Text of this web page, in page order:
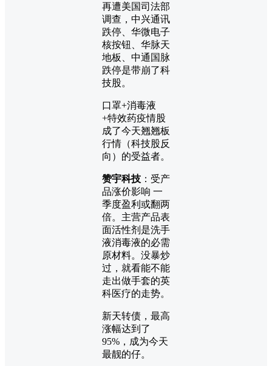
再遭美国司法部
调查，中兴通讯
跌停、华微电子
核按钮、华脉天
地板、中通国脉
跌停是带崩了科
技股。
口罩+消毒液
+特效药疫情股
成了今天翘翘板
行情（科技股反
向）的受益者。
赞宇科技 ：受产
品涨价影响 一
季度盈利或翻两
倍。主营产品表
面活性剂是洗手
液消毒液的必需
原材料。没暴炒
过，就看能不能
走出做手套的英
科医疗的走势。
新天转债，最高
涨幅达到了
95%，成为今天
最靓的仔。